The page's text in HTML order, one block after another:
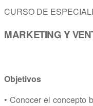
CURSO DE
MARKETING Y
Objetivos
• Conocer el concepto